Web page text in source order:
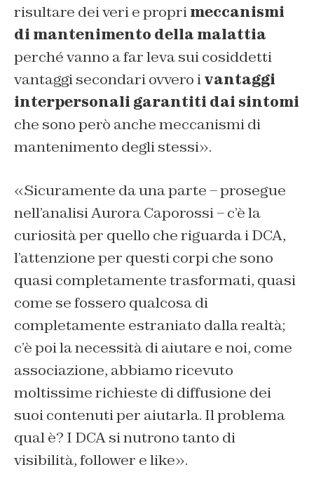
risultare dei veri e proprimeccanismi
di mantenimento della malattia
perché vanno a far leva sui cosiddetti
vantaggi secondari ovvero ivantaggi
interpersonali garantiti dai sintomi
che sono però anche meccanismi di
mantenimento degli stessi».
«Sicuramente da una parte – prosegue
nell’analisi Aurora Caporossi – c’è la
curiosità per quello che riguarda i DCA,
l’attenzione per questi corpi che sono
quasi completamente trasformati, quasi
come se fossero qualcosa di
completamente estraniato dalla realtà;
c’è poi la necessità di aiutare e noi, come
associazione, abbiamo ricevuto
moltissime richieste di diffusione dei
suoi contenuti per aiutarla. Il problema
qual è? I DCA si nutrono tanto di
visibilità, follower e like».